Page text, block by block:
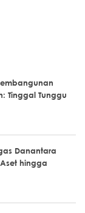
Tinggal Tunggu
Danantara
hingga